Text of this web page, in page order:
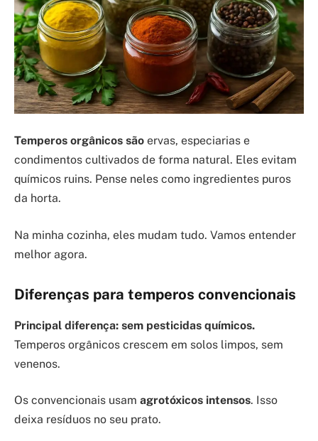
Temperos orgânicos são ervas, especiarias e
condimentos cultivados de forma natural. Eles evitam
químicos ruins. Pense neles como ingredientes puros
da horta.
Na minha cozinha, eles mudam tudo. Vamos entender
melhor agora.
Diferenças para temperos convencionais
Principal diferença: sem pesticidas químicos.
Temperos orgânicos crescem em solos limpos, sem
venenos.
Os convencionais usam agrotóxicos intensos. Isso
deixa resíduos no seu prato.